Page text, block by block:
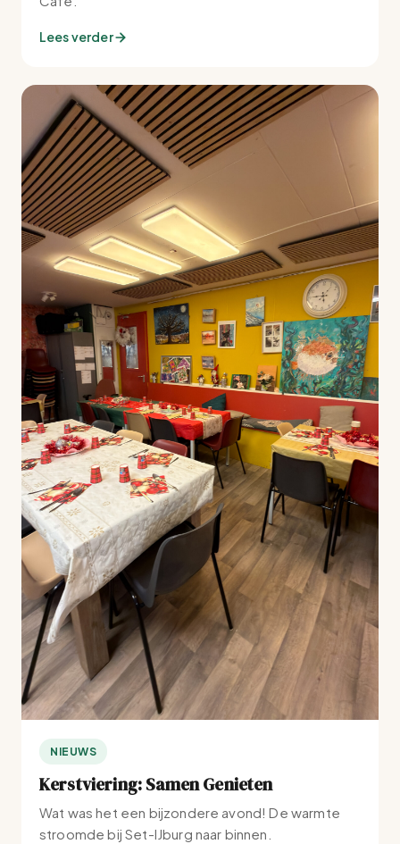
Lees verder
NIEUWS
Kerstviering: Samen Genieten
Wat was het een bijzondere avond! De warmte
stroomde bij Set-IJburg naar binnen.